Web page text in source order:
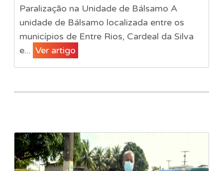
Paralização na Unidade de Bálsamo A
unidade de Bálsamo localizada entre os
municípios de Entre Rios, Cardeal da Silva
e... Ver artigo